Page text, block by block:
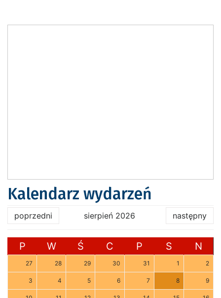
Kalendarz wydarzeń
poprzedni sierpień 2026 następny
P W Ś C P S N
27 28 29 30 31 1 2
3 4 5 6 7 8 9